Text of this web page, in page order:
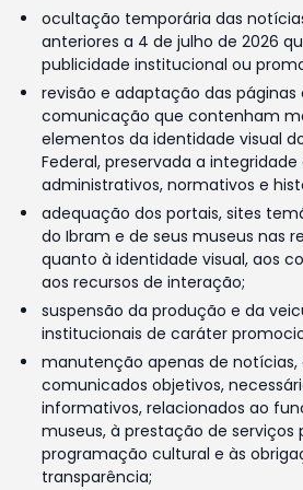
ocultação temporária das
anteriores a 4 de julho de 2026
publicidade institucional ou
revisão e adaptação das páginas
comunicação que contenham
elementos da identidade visual
Federal, preservada a
administrativos, normativos e
adequação dos portais, sites
do Ibram e de seus museus nas
quanto à identidade visual, aos
aos recursos de interação;
suspensão da produção e da
institucionais de caráter
manutenção apenas de notícias,
comunicados objetivos,
informativos, relacionados ao
museus, à prestação de serviços
programação cultural e às
transparência;